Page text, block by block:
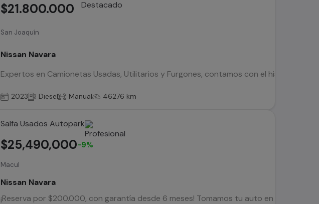
San Joaquín
Nissan Navara
Expertos en Camionetas Usadas, Utilitarios y Furgones, contamos con el historial de
$21.800.000
2023 Diesel Manual 46276 km
Salfa Usados Autopark
Macul
Nissan Navara
¡Reserva por $200.000, con garantía desde 6 meses! Tomamos tu auto en parte de
$25,490,000-9%